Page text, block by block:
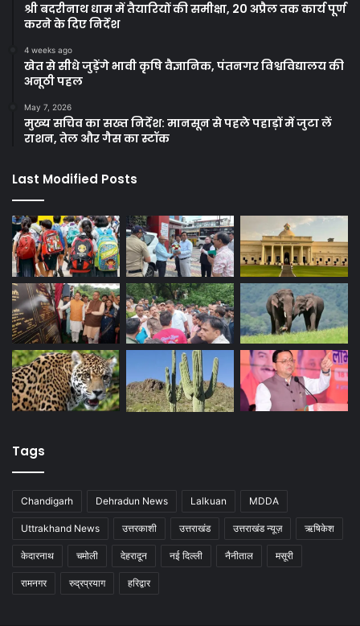
श्री बदरीनाथ धाम में तैयारियों की समीक्षा, 20 अप्रैल तक कार्य पूर्ण
करने के दिए निर्देश
4 weeks ago
खेत से सीधे जुड़ेंगे भावी कृषि वैज्ञानिक, पंतनगर विश्वविद्यालय की
अनूठी पहल
May 7, 2026
मुख्य सचिव का सख्त निर्देश: मानसून से पहले पहाड़ों में जुटा लें
राशन, तेल और गैस का स्टॉक
Last Modified Posts
Tags
Chandigarh Dehradun News Lalkuan MDDA
Uttrakhand News उत्तरकाशी उत्तराखंड उत्तराखंड न्यूज़ ऋषिकेश
केदारनाथ चमोली देहरादून नई दिल्ली नैनीताल मसूरी
रामनगर रुद्रप्रयाग हरिद्वार